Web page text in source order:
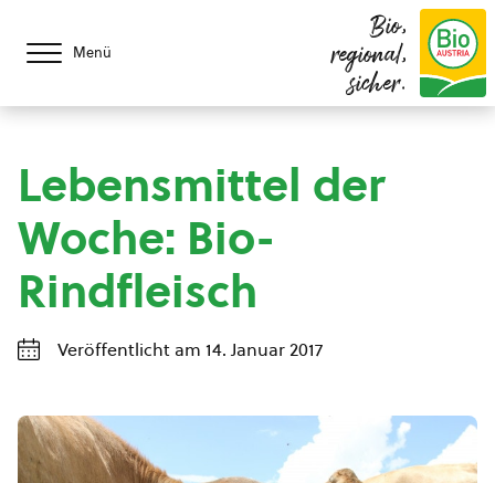
Menü
Bio,
regional,
sicher.
Lebensmittel der
Woche: Bio-
Rindfleisch
Veröffentlicht am 14. Januar 2017